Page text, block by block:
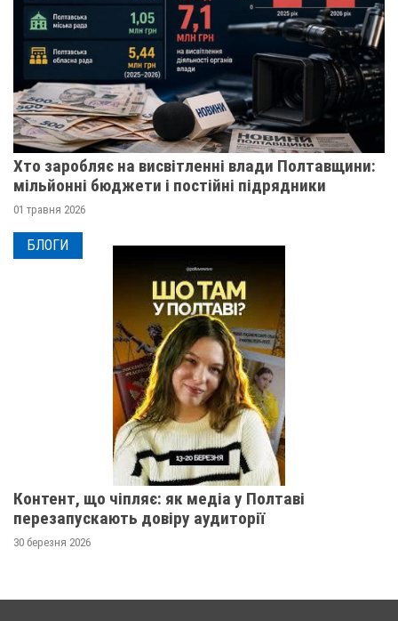
Хто заробляє на висвітленні влади Полтавщини:
мільйонні бюджети і постійні підрядники
01 травня 2026
БЛОГИ
Контент, що чіпляє: як медіа у Полтаві
перезапускають довіру аудиторії
30 березня 2026